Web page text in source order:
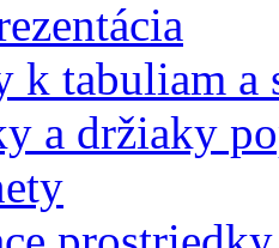
k tabuliam a
a držiaky